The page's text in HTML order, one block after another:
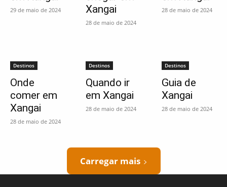
29 de maio de 2024
Xangai
28 de maio de 2024
28 de maio de 2024
Destinos
Onde
comer em
Xangai
28 de maio de 2024
Destinos
Quando ir
em Xangai
28 de maio de 2024
Destinos
Guia de
Xangai
28 de maio de 2024
Carregar mais